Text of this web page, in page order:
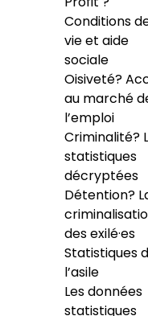
Conditions
vie et aide
sociale
Oisiveté?
au marché
l’emploi
Criminalité?
statistiques
décryptées
Détention?
des exilé·es
Statistiques
l’asile
Les données
statistiques